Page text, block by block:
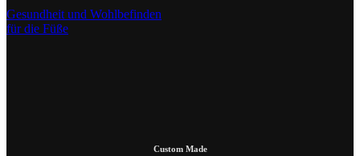
Gesundheit und Wohlbefinden
für die Füße
Custom Made